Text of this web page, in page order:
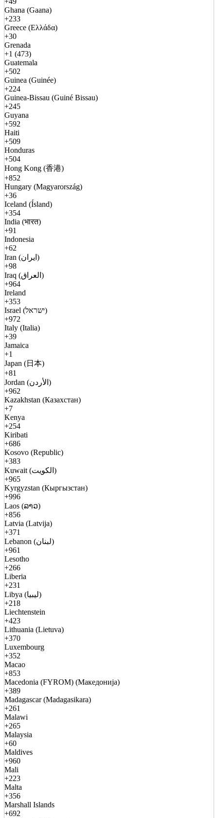
Ghana (Gaana)
+233
Greece (Ελλάδα)
+30
Grenada
+1 (473)
Guatemala
+502
Guinea (Guinée)
+224
Guinea-Bissau (Guiné Bissau)
+245
Guyana
+592
Haiti
+509
Honduras
+504
Hong Kong (香港)
+852
Hungary (Magyarország)
+36
Iceland (Ísland)
+354
India (भारत)
+91
Indonesia
+62
Iran (ایران)
+98
Iraq (العراق)
+964
Ireland
+353
Israel (ישראל)
+972
Italy (Italia)
+39
Jamaica
+1
Japan (日本)
+81
Jordan (الأردن)
+962
Kazakhstan (Казахстан)
+7
Kenya
+254
Kiribati
+686
Kosovo (Republic)
+383
Kuwait (الكويت)
+965
Kyrgyzstan (Кыргызстан)
+996
Laos (ລາວ)
+856
Latvia (Latvija)
+371
Lebanon (لبنان)
+961
Lesotho
+266
Liberia
+231
Libya (ليبيا)
+218
Liechtenstein
+423
Lithuania (Lietuva)
+370
Luxembourg
+352
Macao
+853
Macedonia (FYROM) (Македонија)
+389
Madagascar (Madagasikara)
+261
Malawi
+265
Malaysia
+60
Maldives
+960
Mali
+223
Malta
+356
Marshall Islands
+692